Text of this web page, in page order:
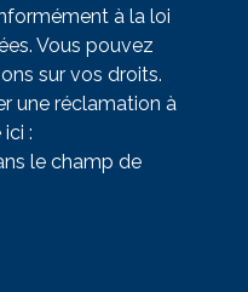
à la loi
Vous pouvez
sur vos droits.
une réclamation à
:
le champ de